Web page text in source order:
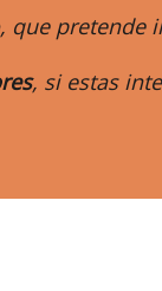
, si estas